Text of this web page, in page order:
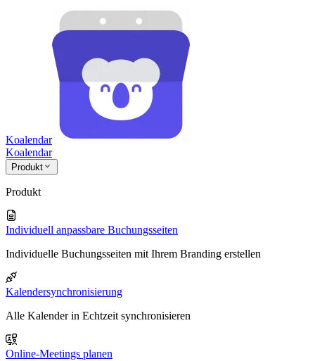
Koalendar
Koalendar
Produkt
Produkt
Individuell anpassbare Buchungsseiten
Individuelle Buchungsseiten mit Ihrem Branding erstellen
Kalendersynchronisierung
Alle Kalender in Echtzeit synchronisieren
Online-Meetings planen